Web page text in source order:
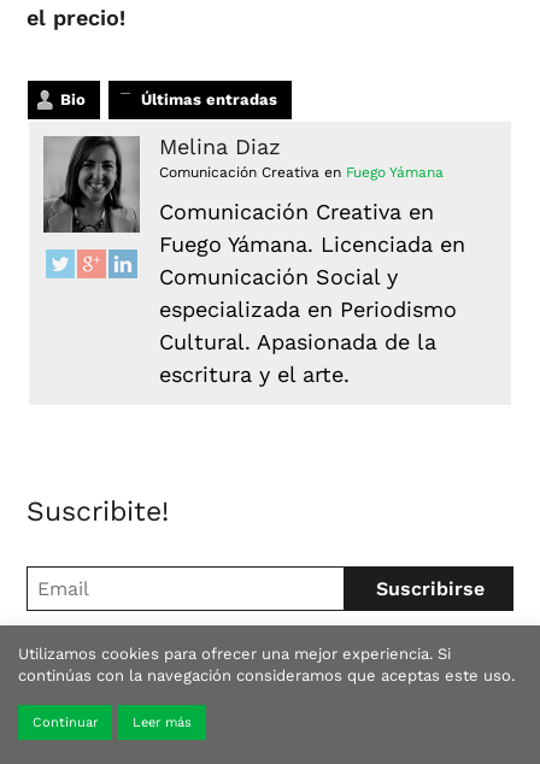
el precio!
Bio Últimas entradas
Melina Diaz
Comunicación Creativa en Fuego Yámana
Comunicación Creativa en
Fuego Yámana. Licenciada en
Comunicación Social y
especializada en Periodismo
Cultural. Apasionada de la
escritura y el arte.
Suscribite!
Buscar
Utilizamos cookies para ofrecer una mejor experiencia. Si
continúas con la navegación consideramos que aceptas este uso.
Continuar Leer más